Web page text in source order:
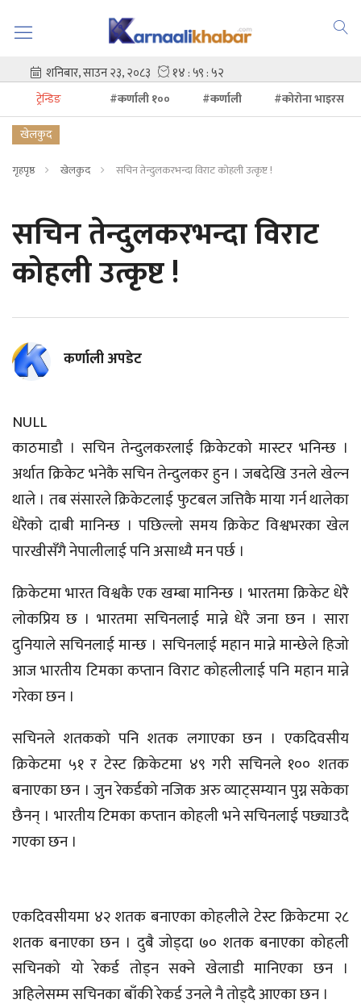
ट्रेन्डिङ #कर्णाली १०० #कर्णाली
#कोरोना भाइरस
खेलकुद
गृहपृष्ठ खेलकुद सचिन तेन्दुलकरभन्दा विराट कोहली उत्कृष्ट !
सचिन तेन्दुलकरभन्दा विराट
कोहली उत्कृष्ट !
कर्णाली अपडेट
NULL
काठमाडौ । सचिन तेन्दुलकरलाई क्रिकेटको मास्टर भनिन्छ ।
अर्थात क्रिकेट भनेकै सचिन तेन्दुलकर हुन । जबदेखि उनले खेल्न
थाले । तब संसारले क्रिकेटलाई फुटबल जत्तिकै माया गर्न थालेका
धेरैको दाबी मानिन्छ । पछिल्लो समय क्रिकेट विश्वभरका खेल
पारखीसँगै नेपालीलाई पनि असाध्यै मन पर्छ ।
क्रिकेटमा भारत विश्वकै एक खम्बा मानिन्छ । भारतमा क्रिकेट धेरै
लोकप्रिय छ । भारतमा सचिनलाई मान्ने धेरै जना छन । सारा
दुनियाले सचिनलाई मान्छ । सचिनलाई महान मान्ने मान्छेले हिजो
आज भारतीय टिमका कप्तान विराट कोहलीलाई पनि महान मान्ने
गरेका छन ।
सचिनले शतकको पनि शतक लगाएका छन । एकदिवसीय
क्रिकेटमा ५१ र टेस्ट क्रिकेटमा ४९ गरी सचिनले १०० शतक
बनाएका छन । जुन रेकर्डको नजिक अरु व्याट्सम्यान पुग्न सकेका
छैनन् । भारतीय टिमका कप्तान कोहली भने सचिनलाई पछ्याउदै
गएका छन ।
एकदिवसीयमा ४२ शतक बनाएका कोहलीले टेस्ट क्रिकेटमा २८
शतक बनाएका छन । दुबै जोड्दा ७० शतक बनाएका कोहली
सचिनको यो रेकर्ड तोड्न सक्ने खेलाडी मानिएका छन ।
अहिलेसम्म सचिनका बाँकी रेकर्ड उनले नै तोड्दै आएका छन ।